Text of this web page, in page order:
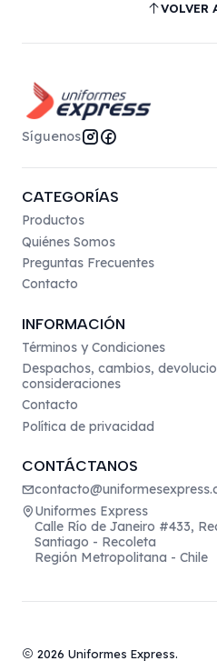
VOLVER
Síguenos
CATEGORÍAS
Productos
Quiénes Somos
Preguntas Frecuentes
Contacto
INFORMACIÓN
Términos y Condiciones
Despachos, cambios,
consideraciones
Contacto
Política de privacidad
CONTÁCTANOS
Uniformes Express
Calle Río de Janeiro #433,
Santiago - Recoleta
Región Metropolitana - Chile
2026 Uniformes Express.